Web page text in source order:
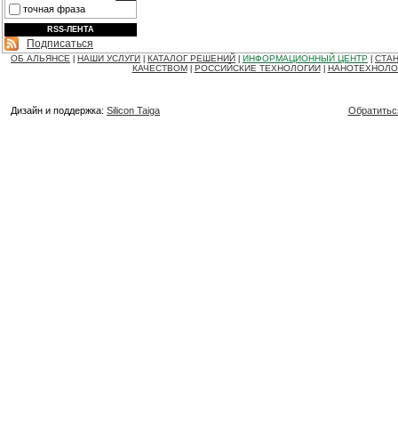
точная фраза
RSS-ЛЕНТА
Подписаться
ОБ АЛЬЯНСЕ НАШИ УСЛУГИ КАТАЛОГ РЕШЕНИЙ ИНФОРМАЦИОННЫЙ ЦЕНТР
КАЧЕСТВОМ
РОССИЙСКИЕ ТЕХНОЛОГИИ
Дизайн и поддержка: Silicon Taiga